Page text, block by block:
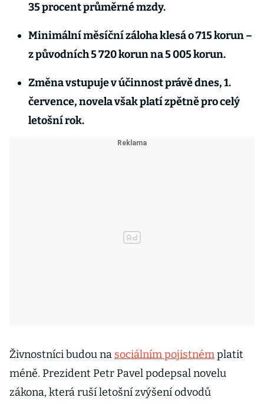
35 procent průměrné mzdy.
Minimální měsíční záloha klesá o 715 korun –
z původních 5 720 korun na 5 005 korun.
Změna vstupuje v účinnost právě dnes, 1.
července, novela však platí zpětně pro celý
letošní rok.
Živnostníci budou na sociálním pojistnémplatit
méně. Prezident Petr Pavel podepsal novelu
zákona, která ruší letošní zvýšení odvodů